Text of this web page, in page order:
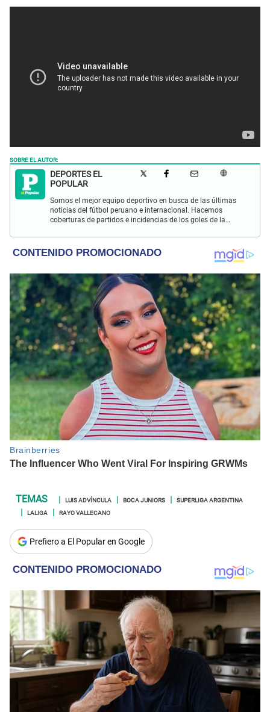
SOBRE EL AUTOR:
DEPORTES EL
POPULAR
Somos el mejor equipo deportivo en busca de las últimas
noticias del fútbol peruano e internacional. Hacemos
coberturas de partidos e incidencias de los goles de la
eventos deportivos.
LUIS ADVÍNCULA BOCA JUNIORS
SUPERLIGA ARGENTINA
LALIGA
RAYO VALLECANO
Prefiero a El Popular en Google